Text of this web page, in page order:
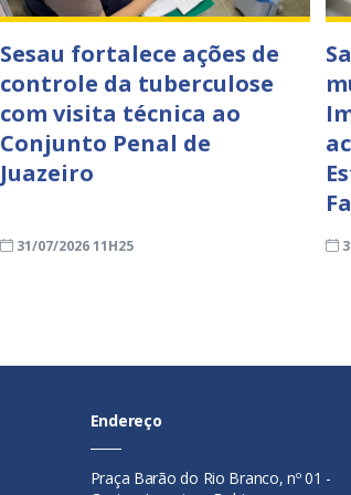
Sesau fortalece ações de
controle da tuberculose
com visita técnica ao
Conjunto Penal de
Juazeiro
31/07/2026 11H25
Endereço
Praça Barão do Rio Branco, nº 01 -